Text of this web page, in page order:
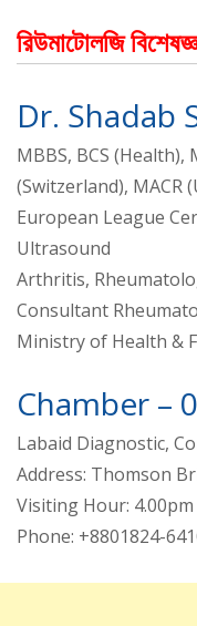
রিউমাটোলজি
Dr. Shadab
MBBS, BCS (Health),
(Switzerland), MACR
European League
Ultrasound
Arthritis,
Consultant
Ministry of Health &
Chamber –
Labaid Diagnostic,
Address: Thomson
Visiting Hour:
Phone: +8801824-